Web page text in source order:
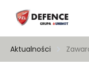
Aktualności